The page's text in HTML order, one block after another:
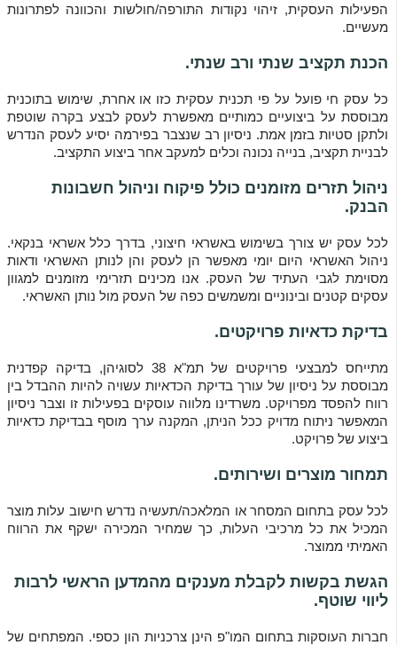
הפעילות העסקית, זיהוי נקודות התורפה/חולשות והכוונה לפתרונות
מעשיים.
הכנת תקציב שנתי ורב שנתי.
כל עסק חי פועל על פי תכנית עסקית כזו או אחרת, שימוש בתוכנית
מבוססת על ביצועיים כמותיים מאפשרת לעסק לבצע בקרה שוטפת
ולתקן סטיות בזמן אמת. ניסיון רב שנצבר בפירמה יסיע לעסק הנדרש
לבניית תקציב, בנייה נכונה וכלים למעקב אחר ביצוע התקציב.
ניהול תזרים מזומנים כולל פיקוח וניהול חשבונות
הבנק.
לכל עסק יש צורך בשימוש באשראי חיצוני, בדרך כלל אשראי בנקאי.
ניהול האשראי היום יומי מאפשר הן לעסק והן לנותן האשראי ודאות
מסוימת לגבי העתיד של העסק. אנו מכינים תזרימי מזומנים למגוון
עסקים קטנים ובינוניים ומשמשים כפה של העסק מול נותן האשראי.
בדיקת כדאיות פרויקטים.
מתייחס למבצעי פרויקטים של תמ"א 38 לסוגיהן, בדיקה קפדנית
מבוססת על ניסיון של עורך בדיקת הכדאיות עשויה להיות ההבדל בין
רווח להפסד מפרויקט. משרדינו מלווה עוסקים בפעילות זו וצבר ניסיון
המאפשר ניתוח מדויק ככל הניתן, המקנה ערך מוסף בבדיקת כדאיות
ביצוע של פרויקט.
תמחור מוצרים ושירותים.
לכל עסק בתחום המסחר או המלאכה/תעשיה נדרש חישוב עלות מוצר
המכיל את כל מרכיבי העלות, כך שמחיר המכירה ישקף את הרווח
האמיתי ממוצר.
הגשת בקשות לקבלת מענקים מהמדען הראשי לרבות
ליווי שוטף.
חברות העוסקות בתחום המו"פ הינן צרכניות הון כספי. המפתחים של